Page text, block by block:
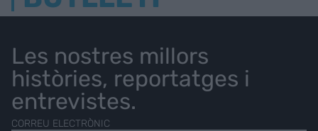
Les nostres millors
històries, reportatges i
entrevistes.
CORREU ELECTRÒNIC